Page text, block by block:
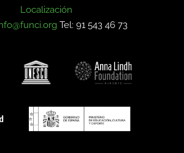
Localización
Tel: 91 543 46 73